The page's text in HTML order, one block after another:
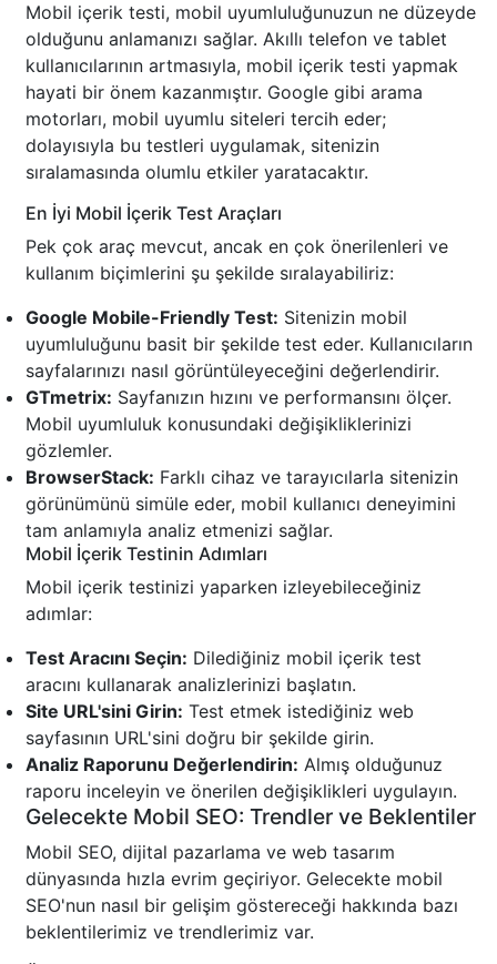
Mobil içerik testi, mobil uyumluluğunuzun ne düzeyde
olduğunu anlamanızı sağlar. Akıllı telefon ve tablet
kullanıcılarının artmasıyla, mobil içerik testi yapmak
hayati bir önem kazanmıştır. Google gibi arama
motorları, mobil uyumlu siteleri tercih eder;
dolayısıyla bu testleri uygulamak, sitenizin
sıralamasında olumlu etkiler yaratacaktır.
En İyi Mobil İçerik Test Araçları
Pek çok araç mevcut, ancak en çok önerilenleri ve
kullanım biçimlerini şu şekilde sıralayabiliriz:
Google Mobile-Friendly Test: Sitenizin mobil
uyumluluğunu basit bir şekilde test eder. Kullanıcıların
sayfalarınızı nasıl görüntüleyeceğini değerlendirir.
GTmetrix: Sayfanızın hızını ve performansını ölçer.
Mobil uyumluluk konusundaki değişikliklerinizi
gözlemler.
BrowserStack: Farklı cihaz ve tarayıcılarla sitenizin
görünümünü simüle eder, mobil kullanıcı deneyimini
tam anlamıyla analiz etmenizi sağlar.
Mobil İçerik Testinin Adımları
Mobil içerik testinizi yaparken izleyebileceğiniz
adımlar:
Test Aracını Seçin: Dilediğiniz mobil içerik test
aracını kullanarak analizlerinizi başlatın.
Site URL'sini Girin: Test etmek istediğiniz web
sayfasının URL'sini doğru bir şekilde girin.
Analiz Raporunu Değerlendirin: Almış olduğunuz
raporu inceleyin ve önerilen değişiklikleri uygulayın.
Gelecekte Mobil SEO: Trendler ve Beklentiler
Mobil SEO, dijital pazarlama ve web tasarım
dünyasında hızla evrim geçiriyor. Gelecekte mobil
SEO'nun nasıl bir gelişim göstereceği hakkında bazı
beklentilerimiz ve trendlerimiz var.